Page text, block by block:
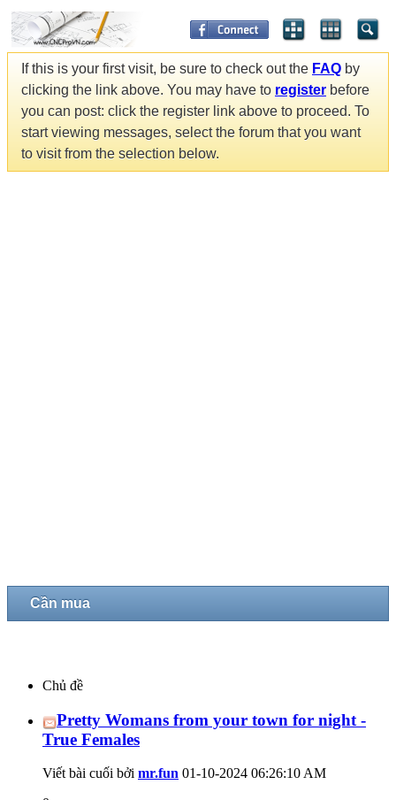
If this is your first visit, be sure to check out the FAQ by
clicking the link above. You may have to register before
you can post: click the register link above to proceed. To
start viewing messages, select the forum that you want
to visit from the selection below.
Cần mua
Chủ đề
Pretty Womans from your town for night -
True Females
Viết bài cuối bởi mr.fun 01-10-2024 06:26:10 AM